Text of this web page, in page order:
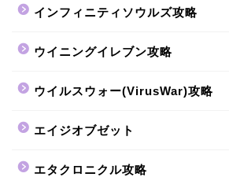
インフィニティソウルズ攻略
ウイニングイレブン攻略
ウイルスウォー(VirusWar)攻略
エイジオブゼット
エタクロニクル攻略